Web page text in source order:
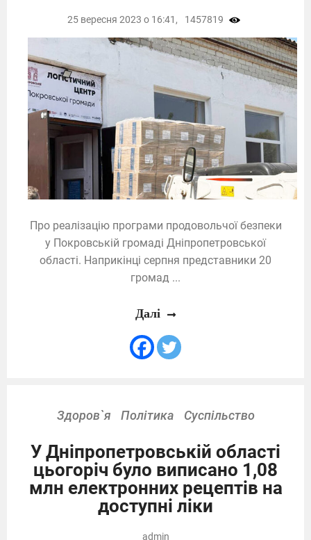
Про реалізацію програми продовольчої безпеки
у Покровській громаді Дніпропетровської
області. Наприкінці серпня представники 20
громад ...
25 вересня 2023 о 16:41, 1457819
Далі
Здоров`я Політика Суспільство
У Дніпропетровській області
цьогоріч було виписано 1,08
млн електронних рецептів на
доступні ліки
admin